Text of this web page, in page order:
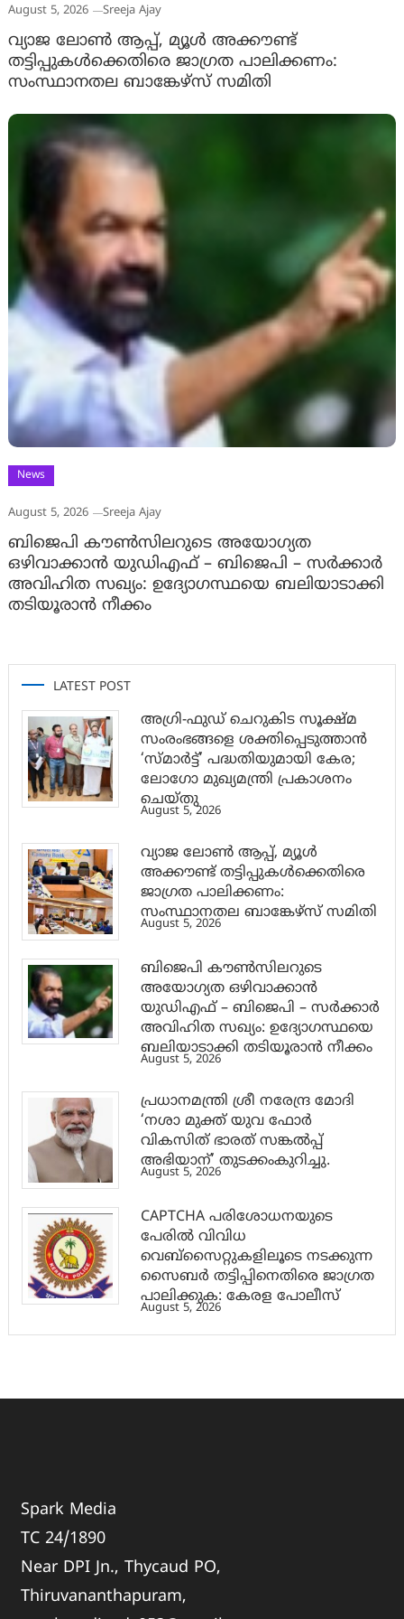
August 5, 2026 Sreeja Ajay
വ്യാജ ലോൺ ആപ്പ്, മ്യൂൾ അക്കൗണ്ട്
തട്ടിപ്പുകൾക്കെതിരെ ജാ​ഗ്രത പാലിക്കണം:
സംസ്ഥാനതല ബാങ്കേഴ്സ് സമിതി
News
August 5, 2026 Sreeja Ajay
ബിജെപി കൗൺസിലറുടെ അയോഗ്യത
ഒഴിവാക്കാൻ യുഡിഎഫ് – ബിജെപി – സർക്കാർ
അവിഹിത സഖ്യം: ഉദ്യോഗസ്ഥയെ ബലിയാടാക്കി
തടിയൂരാൻ നീക്കം
LATEST POST
അഗ്രി-ഫുഡ് ചെറുകിട സൂക്ഷ്മ
സംരംഭങ്ങളെ ശക്തിപ്പെടുത്താന്‍
‘സ്മാര്‍ട്ട്’ പദ്ധതിയുമായി കേര;
ലോഗോ മുഖ്യമന്ത്രി പ്രകാശനം
ചെയ്തു
August 5, 2026
വ്യാജ ലോൺ ആപ്പ്, മ്യൂൾ
അക്കൗണ്ട് തട്ടിപ്പുകൾക്കെതിരെ
ജാ​ഗ്രത പാലിക്കണം:
സംസ്ഥാനതല ബാങ്കേഴ്സ് സമിതി
August 5, 2026
ബിജെപി കൗൺസിലറുടെ
അയോഗ്യത ഒഴിവാക്കാൻ
യുഡിഎഫ് – ബിജെപി – സർക്കാർ
അവിഹിത സഖ്യം: ഉദ്യോഗസ്ഥയെ
ബലിയാടാക്കി തടിയൂരാൻ നീക്കം
August 5, 2026
പ്രധാനമന്ത്രി ശ്രീ നരേന്ദ്ര മോദി
‘നശാ മുക്ത് യുവ ഫോർ
വികസിത് ഭാരത് സങ്കൽപ്പ്
അഭിയാന്’ തുടക്കംകുറിച്ചു.
August 5, 2026
CAPTCHA പരിശോധനയുടെ
പേരില്‍ വിവിധ
വെബ്സൈറ്റുകളിലൂടെ നടക്കുന്ന
സൈബര്‍ തട്ടിപ്പിനെതിരെ ജാഗ്രത
പാലിക്കുക: കേരള പോലീസ്
August 5, 2026
Spark Media
TC 24/1890
Near DPI Jn., Thycaud PO,
Thiruvananthapuram,